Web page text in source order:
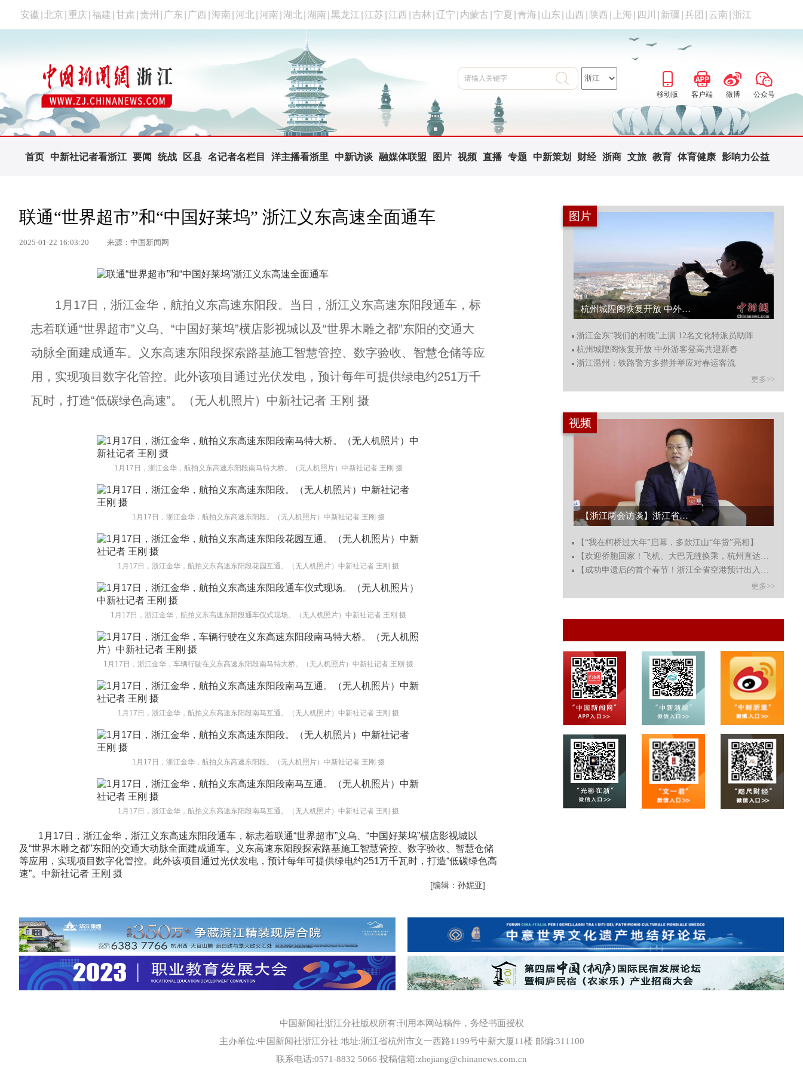
安徽 北京 重庆 福建 甘肃 贵州 广东 广西 海南 河北 河南 湖北 湖南 黑龙江 江苏 江西 吉林 辽宁 内蒙古 宁夏 青海 山东 山西 陕西 上海 四川 新疆 兵团 云南 浙江
移动版 客户端 微博 公众号
首页 中新社记者看浙江 要闻 统战 区县 名记者名栏目 洋主播看浙里 中新访谈 融媒体联盟 图片 视频 直播 专题 中新策划 财经 浙商 文旅 教育 体育健康 影响力公益
联通“世界超市”和“中国好莱坞” 浙江义东高速全面通车
2025-01-22 16:03:20 来源：中国新闻网
1月17日，浙江金华，航拍义东高速东阳段。当日，浙江义东高速东阳段通车，标
志着联通“世界超市”义乌、“中国好莱坞”横店影视城以及“世界木雕之都”东阳的交通大
动脉全面建成通车。义东高速东阳段探索路基施工智慧管控、数字验收、智慧仓储等应
用，实现项目数字化管控。此外该项目通过光伏发电，预计每年可提供绿电约251万千
瓦时，打造“低碳绿色高速”。（无人机照片）中新社记者 王刚 摄
1月17日，浙江金华，航拍义东高速东阳段南马特大桥。（无人机照片）中新社记者 王刚 摄
1月17日，浙江金华，航拍义东高速东阳段。（无人机照片）中新社记者 王刚 摄
1月17日，浙江金华，航拍义东高速东阳段花园互通。（无人机照片）中新社记者 王刚 摄
1月17日，浙江金华，航拍义东高速东阳段通车仪式现场。（无人机照片）中新社记者 王刚 摄
1月17日，浙江金华，车辆行驶在义东高速东阳段南马特大桥。（无人机照片）中新社记者 王刚 摄
1月17日，浙江金华，航拍义东高速东阳段南马互通。（无人机照片）中新社记者 王刚 摄
1月17日，浙江金华，航拍义东高速东阳段。（无人机照片）中新社记者 王刚 摄
1月17日，浙江金华，航拍义东高速东阳段南马互通。（无人机照片）中新社记者 王刚 摄
1月17日，浙江金华，浙江义东高速东阳段通车，标志着联通“世界超市”义乌、“中国好莱坞”横店影视城以
及“世界木雕之都”东阳的交通大动脉全面建成通车。义东高速东阳段探索路基施工智慧管控、数字验收、智慧仓储
等应用，实现项目数字化管控。此外该项目通过光伏发电，预计每年可提供绿电约251万千瓦时，打造“低碳绿色高
速”。中新社记者 王刚 摄
[编辑：孙妮亚]
图片
浙江金东“我们的村晚”上演 12名文化特派员助阵... 杭州城隍阁恢复开放 中外游客登高共迎新春...
浙江金东“我们的村晚”上演 12名文化特派员助阵
杭州城隍阁恢复开放 中外游客登高共迎新春
浙江温州：铁路警方多措并举应对春运客流
更多>>
视频
【浙江两会访谈】浙江省人大代表徐礼辉论黄岩算力经济与产业升级...
【“我在柯桥过大年”启幕，多款江山“年货”亮相】
【欢迎侨胞回家！飞机、大巴无缝换乘，杭州直达青田】
【成功申遗后的首个春节！浙江全省空港预计出入境客流达16
更多>>
中国新闻社浙江分社版权所有:刊用本网站稿件，务经书面授权
主办单位:中国新闻社浙江分社 地址:浙江省杭州市文一西路1199号中新大厦11楼 邮编:311100
联系电话:0571-8832 5066 投稿信箱:zhejiang@chinanews.com.cn